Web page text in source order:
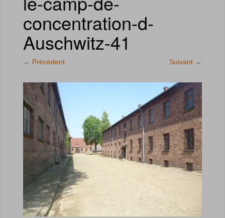
concentration-d-
Auschwitz-41
← Précédent Suivant →